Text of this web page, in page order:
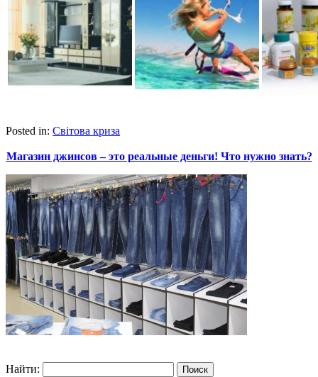
Posted in: Світова криза
Магазин джинсов – это реальные деньги! Что нужно знать?
Найти: